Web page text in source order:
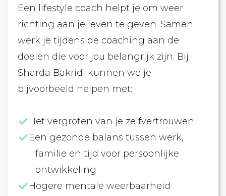
Een lifestyle coach helpt je om weer
richting aan je leven te geven. Samen
werk je tijdens de coaching aan de
doelen die voor jou belangrijk zijn. Bij
Sharda Bakridi kunnen we je
bijvoorbeeld helpen met:
Het vergroten van je zelfvertrouwen
Een gezonde balans tussen werk,
familie en tijd voor persoonlijke
ontwikkeling
Hogere mentale weerbaarheid